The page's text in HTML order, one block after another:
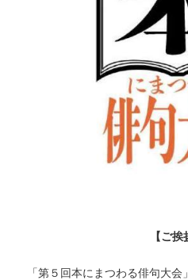
【ご挨
「第５回本にまつわる俳句大会